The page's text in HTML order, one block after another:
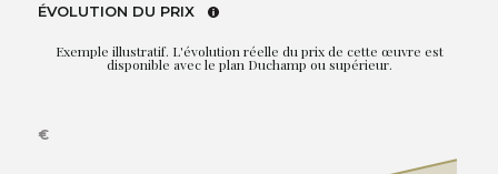
ÉVOLUTION DU PRIX
Exemple illustratif. L'évolution réelle du prix de cette œuvre est
disponible avec le plan Duchamp ou supérieur.